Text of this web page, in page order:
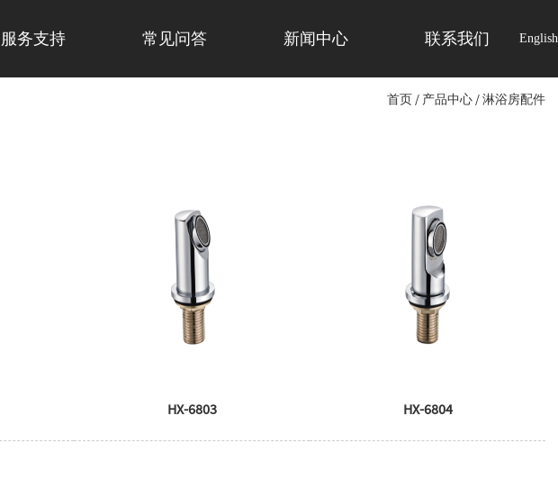
服务支持 常见问答 新闻中心 联系我们 English
首页 / 产品中心 /淋浴房配件
HX-6803 HX-6804